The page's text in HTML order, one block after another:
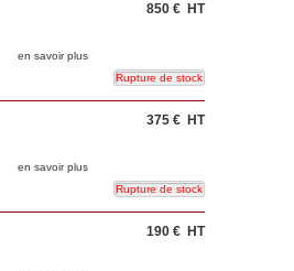
en savoir plus
HT
850 €
en savoir plus
HT
375 €
HT
190 €